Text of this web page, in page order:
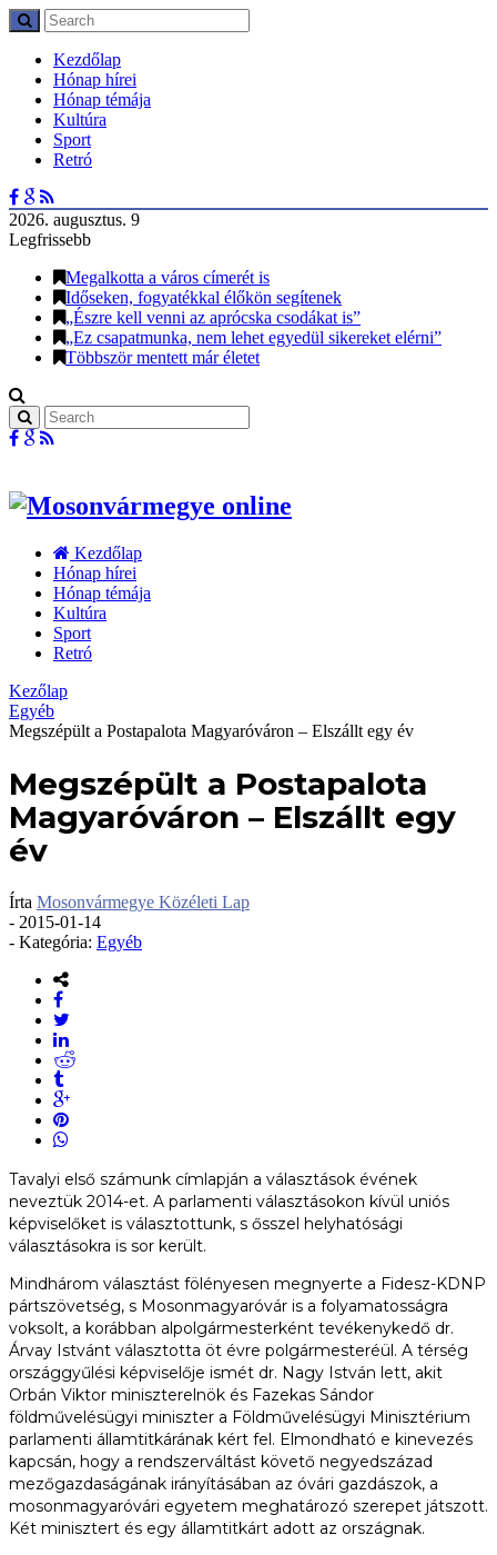
Kezdőlap
Hónap hírei
Hónap témája
Kultúra
Sport
Retró
2026. augusztus. 9
Legfrissebb
Megalkotta a város címerét is
Időseken, fogyatékkal élőkön segítenek
„Észre kell venni az aprócska csodákat is”
„Ez csapatmunka, nem lehet egyedül sikereket elérni”
Többször mentett már életet
Kezdőlap
Hónap hírei
Hónap témája
Kultúra
Sport
Retró
Kezőlap
Egyéb
Megszépült a Postapalota Magyaróváron – Elszállt egy év
Megszépült a Postapalota
Magyaróváron – Elszállt egy
év
Írta Mosonvármegye Közéleti Lap
- 2015-01-14
- Kategória: Egyéb
Tavalyi első számunk címlapján a választások évének
neveztük 2014-et. A parlamenti választásokon kívül uniós
képviselőket is választottunk, s ősszel helyhatósági
választásokra is sor került.
Mindhárom választást fölényesen megnyerte a Fidesz-KDNP
pártszövetség, s Mosonmagyaróvár is a folyamatosságra
voksolt, a korábban alpolgármesterként tevékenykedő dr.
Árvay Istvánt választotta öt évre polgármesteréül. A térség
országgyűlési képviselője ismét dr. Nagy István lett, akit
Orbán Viktor miniszterelnök és Fazekas Sándor
földművelésügyi miniszter a Földművelésügyi Minisztérium
parlamenti államtitkárának kért fel. Elmondható e kinevezés
kapcsán, hogy a rendszerváltást követő negyedszázad
mezőgazdaságának irányításában az óvári gazdászok, a
mosonmagyaróvári egyetem meghatározó szerepet játszott.
Két minisztert és egy államtitkárt adott az országnak.